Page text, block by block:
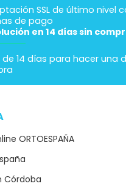
SSL de último nivel
de pago
en 14 días sin
de 14 días para hacer una
ORTOESPAÑA
Córdoba